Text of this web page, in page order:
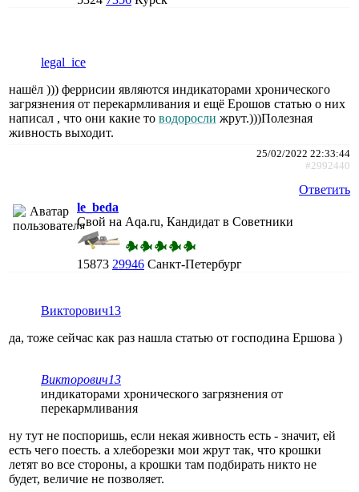
legal_ice
нашёл ))) феррисии являются индикаторами хронического
загрязнения от перекармливания и ещё Ерошов статью о них
написал , что они какие то водоросли жрут.)))Полезная
живность выходит.
25/02/2022 22:33:44
#2992440
Ответить
le_beda
Свой на Aqa.ru, Кандидат в Советники
15873 29946 Санкт-Петербург
Викторович13
да, тоже сейчас как раз нашла статью от господина Ершова )
Викторович13
индикаторами хронического загрязнения от
перекармливания
ну тут не поспоришь, если некая живность есть - значит, ей
есть чего поесть. а хлеборезки мои жрут так, что крошки
летят во все стороны, а крошки там подбирать никто не
будет, величие не позволяет.